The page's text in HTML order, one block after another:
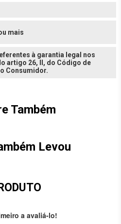
mais
à garantia legal nos
artigo 26, II, do Código de
Consumidor.
Também
Levou
a avaliá-lo!